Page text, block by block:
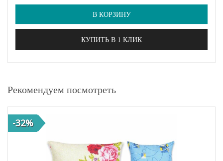
В КОРЗИНУ
КУПИТЬ В 1 КЛИК
Рекомендуем посмотреть
-32%